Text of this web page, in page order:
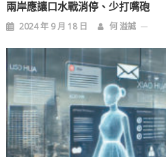
兩岸應讓口水戰消停、少打嘴砲
2024 年 9 月 18 日 何 溢誠